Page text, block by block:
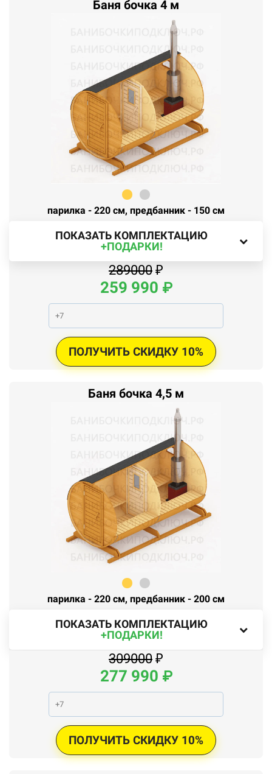
Баня бочка 4 м
парилка - 220 см, предбанник - 150 см
ПОКАЗАТЬ КОМПЛЕКТАЦИЮ
+ПОДАРКИ!
289000 ₽
259 990 ₽
ПОЛУЧИТЬ СКИДКУ 10%
Баня бочка 4,5 м
парилка - 220 см, предбанник - 200 см
ПОКАЗАТЬ КОМПЛЕКТАЦИЮ
+ПОДАРКИ!
309000 ₽
277 990 ₽
ПОЛУЧИТЬ СКИДКУ 10%